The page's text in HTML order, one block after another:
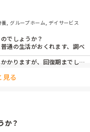
, グループホーム, デイサービス
でしょうか？
通の生活がおくれます、調べ
かりますが、回復期までし
の時間でできるはずなんで
をされてる方はたくさんいま
戻ろうか、と思われてるの
見る
か？